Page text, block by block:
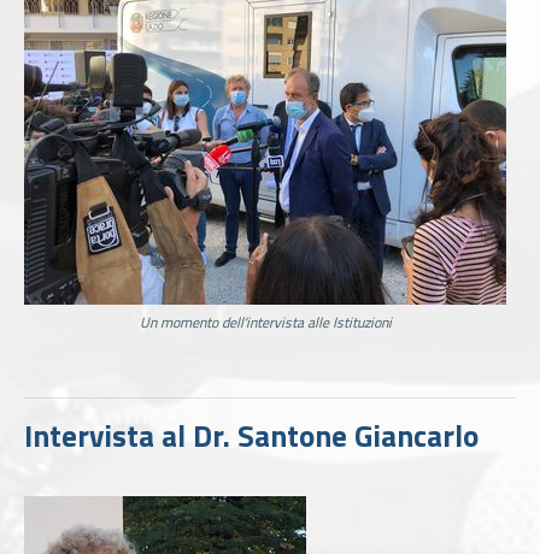
Un momento dell'intervista alle Istituzioni
Intervista al Dr. Santone Giancarlo